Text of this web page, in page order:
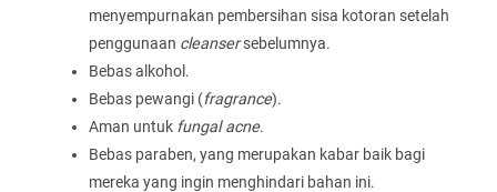
menyempurnakan pembersihan sisa kotoran setelah
penggunaan cleansersebelumnya.
Bebas alkohol.
Bebas pewangi (fragrance).
Aman untuk fungal acne.
Bebas paraben, yang merupakan kabar baik bagi
mereka yang ingin menghindari bahan ini.